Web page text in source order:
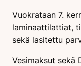
Vuokrataan 7.
laminaattilattiat,
sekä lasitettu
Vesimaksut sekä